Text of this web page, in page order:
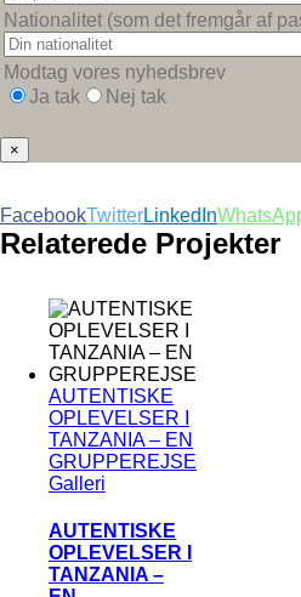
Nationalitet (som det fremgår af
Modtag vores nyhedsbrev
Ja tak
Nej tak
×
FacebookTwitterLinkedIn
Relaterede Projekter
AUTENTISKE
OPLEVELSER I
TANZANIA – EN
GRUPPEREJSE
Galleri
AUTENTISKE
OPLEVELSER I
TANZANIA –